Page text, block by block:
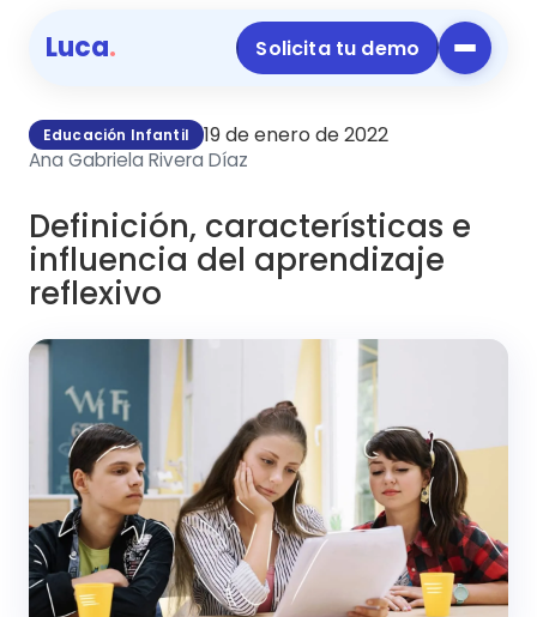
Luca. Solicita tu demo
Educación Infantil 19 de enero de 2022
Ana Gabriela Rivera Díaz
Definición, características e
influencia del aprendizaje
reflexivo